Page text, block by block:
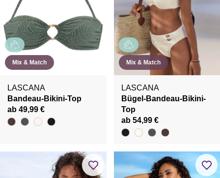
Mix & Match
LASCANA
Bandeau-Bikini-Top
ab 49,99 €
Mix & Match
LASCANA
Bügel-Bandeau-Bikini-
Top
ab 54,99 €